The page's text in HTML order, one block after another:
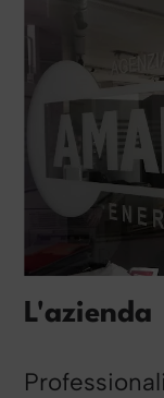
L'azienda